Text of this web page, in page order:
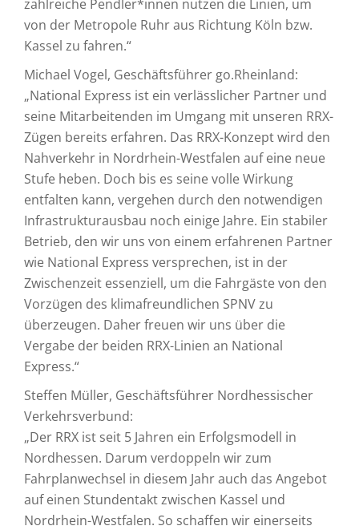
zahlreiche Pendler*innen nutzen die Linien, um
von der Metropole Ruhr aus Richtung Köln bzw.
Kassel zu fahren.“
Michael Vogel, Geschäftsführer go.Rheinland:
„National Express ist ein verlässlicher Partner und
seine Mitarbeitenden im Umgang mit unseren RRX-
Zügen bereits erfahren. Das RRX-Konzept wird den
Nahverkehr in Nordrhein-Westfalen auf eine neue
Stufe heben. Doch bis es seine volle Wirkung
entfalten kann, vergehen durch den notwendigen
Infrastrukturausbau noch einige Jahre. Ein stabiler
Betrieb, den wir uns von einem erfahrenen Partner
wie National Express versprechen, ist in der
Zwischenzeit essenziell, um die Fahrgäste von den
Vorzügen des klimafreundlichen SPNV zu
überzeugen. Daher freuen wir uns über die
Vergabe der beiden RRX-Linien an National
Express.“
Steffen Müller, Geschäftsführer Nordhessischer
Verkehrsverbund:
„Der RRX ist seit 5 Jahren ein Erfolgsmodell in
Nordhessen. Darum verdoppeln wir zum
Fahrplanwechsel in diesem Jahr auch das Angebot
auf einen Stundentakt zwischen Kassel und
Nordrhein-Westfalen. So schaffen wir einerseits